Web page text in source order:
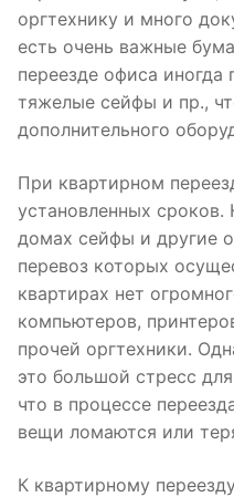
оргтехнику и много
есть очень важные
переезде офиса иногда
тяжелые сейфы и пр.,
дополнительного
При квартирном
установленных сроков.
домах сейфы и другие
перевоз которых
квартирах нет
компьютеров,
прочей оргтехники.
это большой стресс
что в процессе
вещи ломаются или
К квартирному